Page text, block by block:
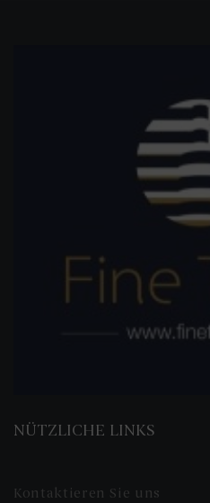
NÜTZLICHE LINKS
Kontaktieren Sie uns